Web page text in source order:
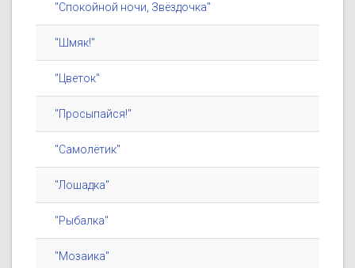
"Спокойной ночи, Звёздочка"
"Шмяк!"
"Цветок"
"Просыпайся!"
"Самолётик"
"Лошадка"
"Рыбалка"
"Мозаика"